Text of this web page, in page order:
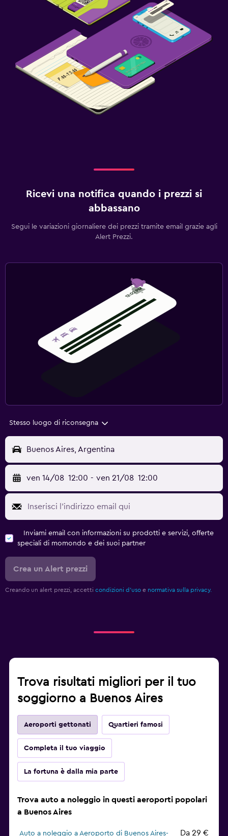
Ricevi una notifica quando i prezzi si
abbassano
Segui le variazioni giornaliere dei prezzi tramite email grazie agli
Alert Prezzi.
Stesso luogo di riconsegna
Buenos Aires, Argentina
ven 14/08 12:00 - ven 21/08 12:00
Inviami email con informazioni su prodotti e servizi, offerte
speciali di momondo e dei suoi partner
Crea un Alert prezzi
Creando un alert prezzi, accetti condizioni d'uso e normativa sulla privacy.
Trova risultati migliori per il tuo
soggiorno a Buenos Aires
Aeroporti gettonati Quartieri famosi
Completa il tuo viaggio
La fortuna è dalla mia parte
Trova auto a noleggio in questi aeroporti popolari
a Buenos Aires
Auto a noleggio a Aeroporto di Buenos Aires-
Da 29 €